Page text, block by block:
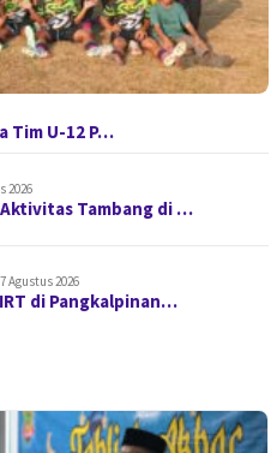
Tim U-12 P…
2026
Tambang di …
7 Agustus 2026
di Pangkalpinan…